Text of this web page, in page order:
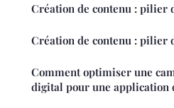
Création de contenu : pilier
Création de contenu : pilier
Comment optimiser une
digital pour une application